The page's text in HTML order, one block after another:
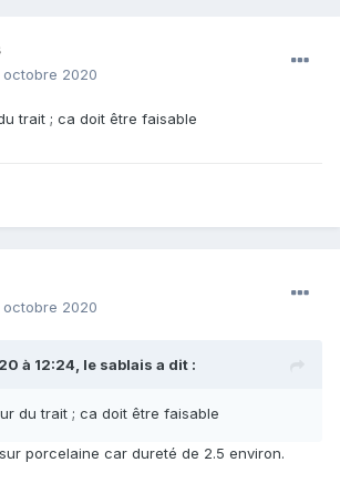
octobre 2020
trait ; ca doit être faisable
octobre 2020
à 12:24, le sablais a dit :
du trait ; ca doit être faisable
porcelaine car dureté de 2.5 environ.